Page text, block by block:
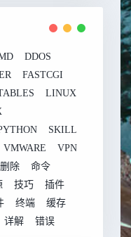
DDOS
FASTCGI
LINUX
SKILL
VMWARE
VPN
删除
命令
技巧
插件
终端
缓存
详解 错误